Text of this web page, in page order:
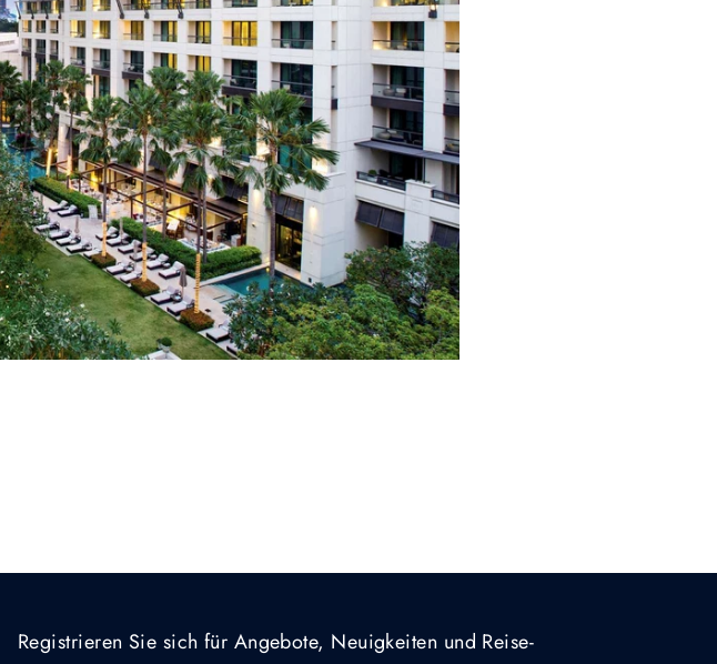
Registrieren Sie sich für Angebote, Neuigkeiten und Reise-